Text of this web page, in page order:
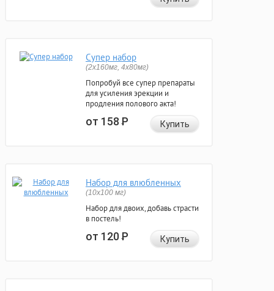
Супер набор
(2х160мг, 4х80мг)
Попробуй все супер препараты
для усиления эрекции и
продления полового акта!
от 158Р Купить
Набор для влюбленных
(10х100 мг)
Набор для двоих, добавь страсти
в постель!
от 120Р Купить